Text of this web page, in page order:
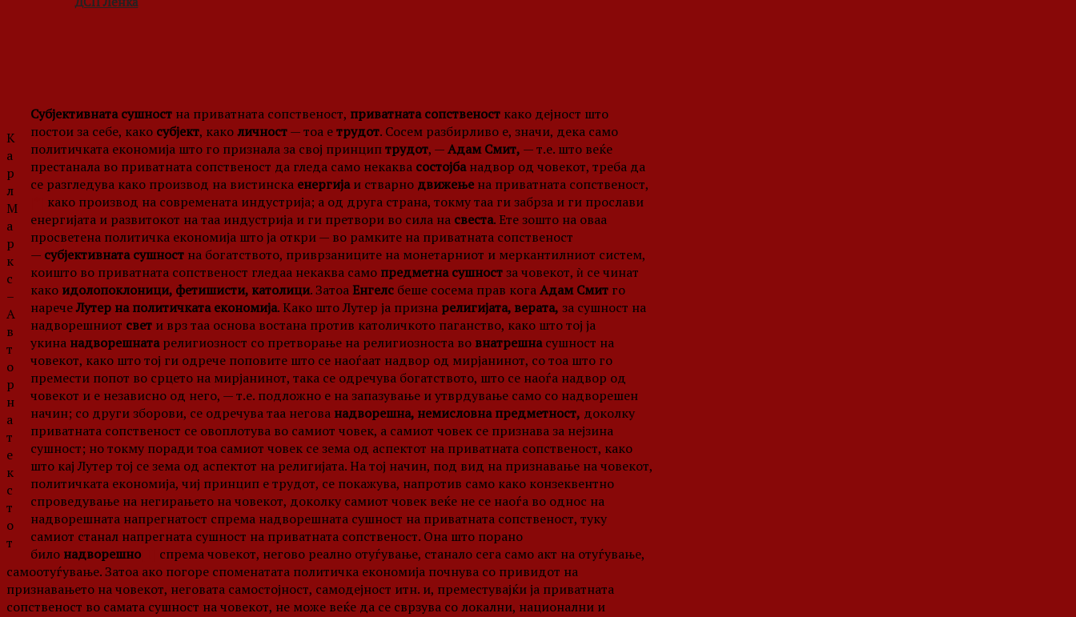
К
а
р
л
М
а
р
к
с
–
А
в
т
о
р
н
а
т
е
к
с
т
о
т
Субјективната сушност на приватната сопственост, приватната сопственост како дејност што
постои за себе, како субјект, каколичност— тоа етрудот. Сосем разбирливо е, значи, дека само
политичката економија што го признала за свој принциптрудот, —Адам Смит, — т.е. што веќе
престанала во приватната сопственост да гледа само некаква состојбанадвор од човекот, треба да
се разгледува како производ на вистинска енергијаи стварно движење на приватната сопственост,
како производ на современата индустрија; а од друга страна, токму таа ги забрза и ги прослави
енергијата и развитокот на таа индустрија и ги претвори во сила на свеста. Ете зошто на оваа
просветена политичка економија што ја откри — во рамките на приватната сопственост
— субјективната сушност на богатството, приврзаниците на монетарниот и меркантилниот систем,
коишто во приватната сопственост гледаа некаква само предметна сушностза човекот, ѝ се чинат
како идолопоклоници, фетишисти, католици. ЗатоаЕнгелс беше сосема прав когаАдам Смит го
наречеЛутер на политичката економија. Како што Лутер ја призна религијата, верата, за сушност на
надворешниот свет и врз таа основа востана против католичкото паганство, како што тој ја
укина надворешнатарелигиозност со претворање на религиозноста во внатрешнасушност на
човекот, како што тој ги одрече поповите што се наоѓаат надвор од мирјанинот, со тоа што го
премести попот во срцето на мирјанинот, така се одречува богатството, што се наоѓа надвор од
човекот и е независно од него, — т.е. подложно е на запазување и утврдување само со надворешен
начин; со други зборови, се одречува таа негова надворешна, немисловна предметност, доколку
приватната сопственост се овоплотува во самиот човек, а самиот човек се признава за нејзина
сушност; но токму поради тоа самиот човек се зема од аспектот на приватната сопственост, како
што кај Лутер тој се зема од аспектот на религијата. На тој начин, под вид на признавање на човекот,
политичката економија, чиј принцип е трудот, се покажува, напротив само како конзеквентно
спроведување на негирањето на човекот, доколку самиот човек веќе не се наоѓа во однос на
надворешната напрегнатост спрема надворешната сушност на приватната сопственост, туку
самиот станал напрегната сушност на приватната сопственост. Она што порано
било надворешно
спрема човекот, негово реално отуѓување, станало сега само акт на отуѓување,
самоотуѓување. Затоа ако погоре споменатата политичка економија почнува со привидот на
признавањето на човекот, неговата самостојност, самодејност итн. и, преместувајќи ја приватната
сопственост во самата сушност на човекот, не може веќе да се сврзува со локални, национални и